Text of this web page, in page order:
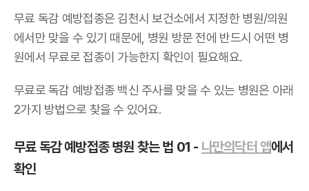
무료 독감 예방접종은 김천시 보건소에서 지정한 병원/의원
에서만 맞을 수 있기 때문에, 병원 방문 전에 반드시 어떤 병
원에서 무료로 접종이 가능한지 확인이 필요해요.
무료로 독감 예방접종 백신 주사를 맞을 수 있는 병원은 아래
2가지 방법으로 찾을 수 있어요.
무료 독감 예방접종 병원 찾는 법 01 - 나만의닥터 앱에서
확인